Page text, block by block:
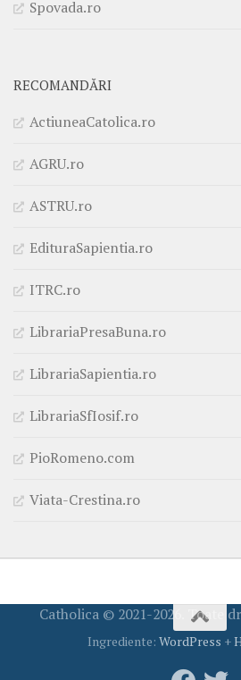
Spovada.ro
RECOMANDĂRI
ActiuneaCatolica.ro
AGRU.ro
ASTRU.ro
EdituraSapientia.ro
ITRC.ro
LibrariaPresaBuna.ro
LibrariaSapientia.ro
LibrariaSfIosif.ro
PioRomeno.com
Viata-Crestina.ro
Catholica © 2021-2026. Toate
Ingrediente: WordPress +